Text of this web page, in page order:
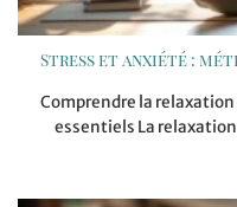
Stress et anxiété :
Comprendre la
essentiels La